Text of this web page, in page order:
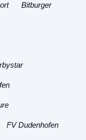
Bitburger
FV Dudenhofen